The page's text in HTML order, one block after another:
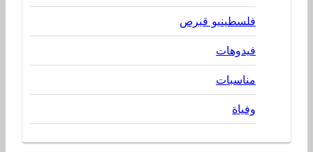
فلسطينيو قبرص
فيدوهات
مناسبات
وفياة